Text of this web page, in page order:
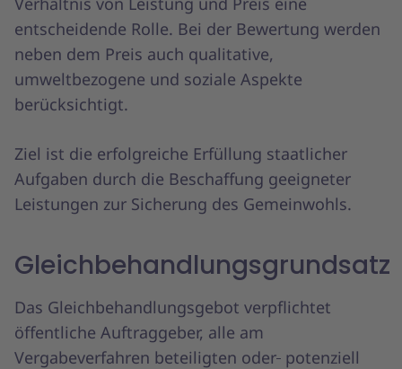
entscheidende Rolle. Bei der Bewertung werden
neben dem Preis auch qualitative,
umweltbezogene und soziale Aspekte
berücksichtigt.
Ziel ist die erfolgreiche Erfüllung staatlicher
Aufgaben durch die Beschaffung geeigneter
Leistungen zur Sicherung des Gemeinwohls.
Gleichbehandlungsgrundsatz
Das Gleichbehandlungsgebot verpflichtet
öffentliche Auftraggeber, alle am
Vergabeverfahren beteiligten oder potenziell